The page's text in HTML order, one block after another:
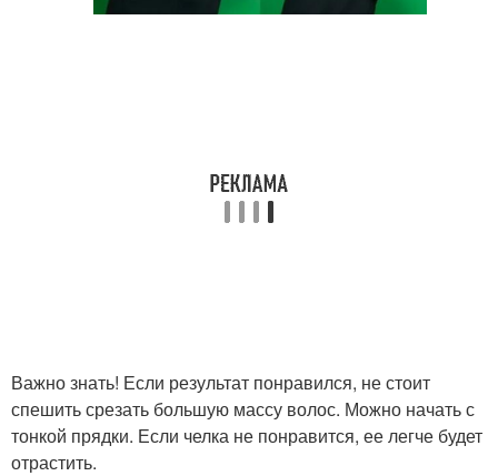
Важно знать! Если результат понравился, не стоит
спешить срезать большую массу волос. Можно начать с
тонкой прядки. Если челка не понравится, ее легче будет
отрастить.